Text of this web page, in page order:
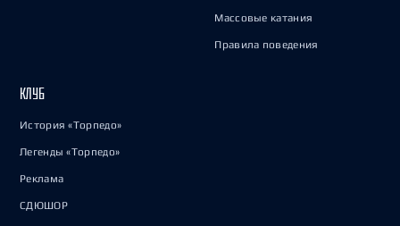
Массовые катания
Правила поведения
КЛУБ
История «Торпедо»
Легенды «Торпедо»
Реклама
СДЮШОР